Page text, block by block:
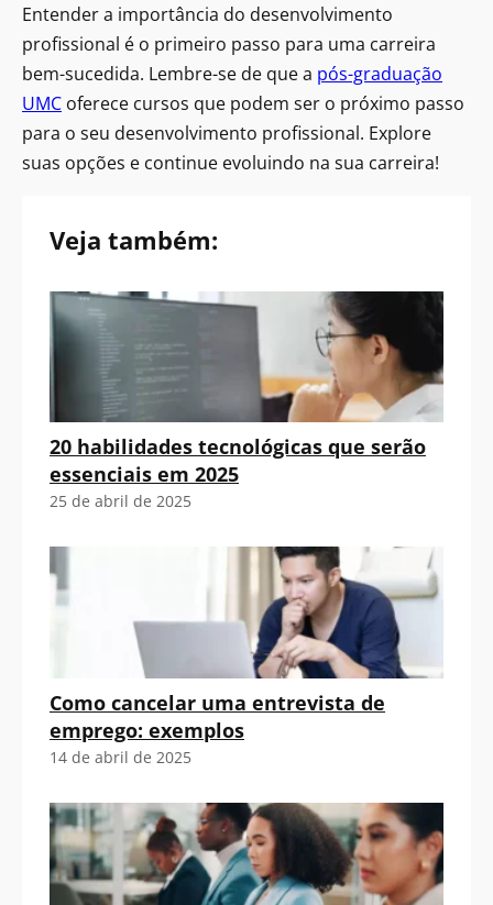
Entender a importância do desenvolvimento
profissional é o primeiro passo para uma carreira
bem-sucedida. Lembre-se de que a pós-graduação
UMC oferece cursos que podem ser o próximo passo
para o seu desenvolvimento profissional. Explore
suas opções e continue evoluindo na sua carreira!
Veja também:
20 habilidades tecnológicas que serão
essenciais em 2025
25 de abril de 2025
Como cancelar uma entrevista de
emprego: exemplos
14 de abril de 2025